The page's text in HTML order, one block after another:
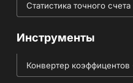
Статистика точного счета
Инструменты
Конвертер